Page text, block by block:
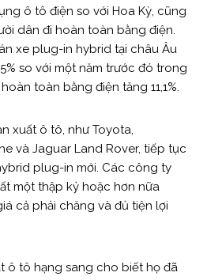
ô tô điện so với Hoa Kỳ, cũng
dân đi hoàn toàn bằng điện.
xe plug-in hybrid tại châu Âu
so với một năm trước đó trong
toàn bằng điện tăng 11,1%.
xuất ô tô, như Toyota,
và Jaguar Land Rover, tiếp tục
plug-in mới. Các công ty
một thập kỷ hoặc hơn nữa
cả phải chăng và đủ tiện lợi
ô tô hạng sang cho biết họ đã